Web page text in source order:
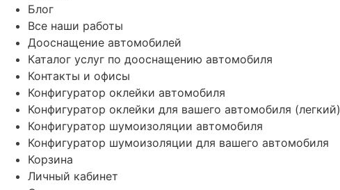
Блог
Все наши работы
Дооснащение автомобилей
Каталог услуг по дооснащению автомобиля
Контакты и офисы
Конфигуратор оклейки автомобиля
Конфигуратор оклейки для вашего автомобиля (легкий)
Конфигуратор шумоизоляции автомобиля
Конфигуратор шумоизоляции для вашего автомобиля
Корзина
Личный кабинет